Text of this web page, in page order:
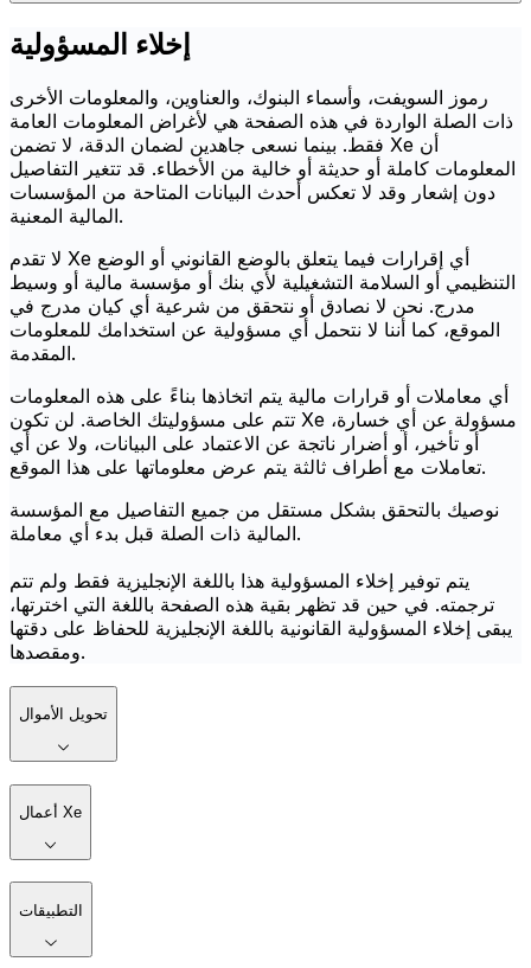
إخلاء المسؤولية
رموز السويفت، وأسماء البنوك، والعناوين، والمعلومات الأخرى
ذات الصلة الواردة في هذه الصفحة هي لأغراض المعلومات العامة
فقط. بينما نسعى جاهدين لضمان الدقة، لا تضمن Xe أن
المعلومات كاملة أو حديثة أو خالية من الأخطاء. قد تتغير التفاصيل
دون إشعار وقد لا تعكس أحدث البيانات المتاحة من المؤسسات
المالية المعنية.
لا تقدم Xe أي إقرارات فيما يتعلق بالوضع القانوني أو الوضع
التنظيمي أو السلامة التشغيلية لأي بنك أو مؤسسة مالية أو وسيط
مدرج. نحن لا نصادق أو نتحقق من شرعية أي كيان مدرج في
الموقع، كما أننا لا نتحمل أي مسؤولية عن استخدامك للمعلومات
المقدمة.
أي معاملات أو قرارات مالية يتم اتخاذها بناءً على هذه المعلومات
تتم على مسؤوليتك الخاصة. لن تكون Xe مسؤولة عن أي خسارة،
أو تأخير، أو أضرار ناتجة عن الاعتماد على البيانات، ولا عن أي
تعاملات مع أطراف ثالثة يتم عرض معلوماتها على هذا الموقع.
نوصيك بالتحقق بشكل مستقل من جميع التفاصيل مع المؤسسة
المالية ذات الصلة قبل بدء أي معاملة.
يتم توفير إخلاء المسؤولية هذا باللغة الإنجليزية فقط ولم تتم
ترجمته. في حين قد تظهر بقية هذه الصفحة باللغة التي اخترتها،
يبقى إخلاء المسؤولية القانونية باللغة الإنجليزية للحفاظ على دقتها
ومقصدها.
تحويل الأموال
أعمال Xe
التطبيقات